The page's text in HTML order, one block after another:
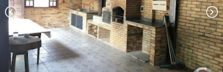
chevron_left chevron_right